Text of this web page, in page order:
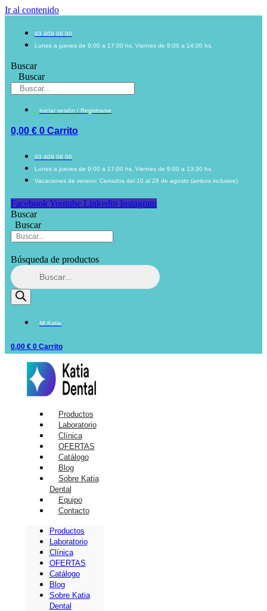
Ir al contenido
93 409 06 00
Lunes a jueves de 9:00 a 17:00 hs. Viernes de 9:00 a 14:00 hs.
Buscar
Buscar
Iniciar sesión / Registrarse
0,00 € 0 Carrito
93 409 06 00
Lunes a jueves de 9:00 a 17:00 hs. Viernes de 9:00 a 13:30 hs.
Vacaciones de verano: Cerrados del 10 al 28 de agosto (ambos inclusive)
Facebook Youtube Linkedin Instagram
Buscar
Buscar
Búsqueda de productos
Mi Katia
0,00 € 0 Carrito
Productos
Laboratorio
Clínica
OFERTAS
Catálogo
Blog
Sobre Katia
Dental
Equipo
Contacto
Productos
Laboratorio
Clínica
OFERTAS
Catálogo
Blog
Sobre Katia
Dental